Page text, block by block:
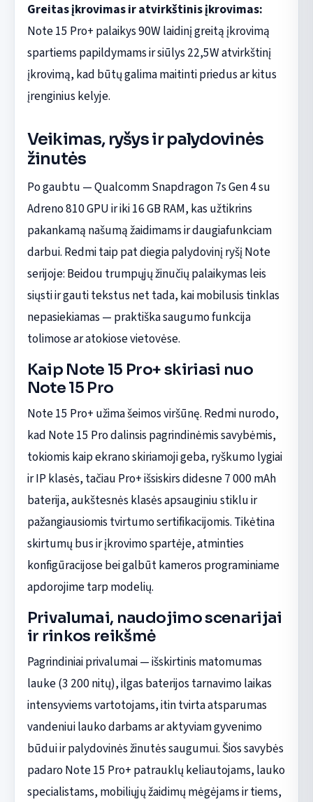
Greitas įkrovimas ir atvirkštinis įkrovimas:
Note 15 Pro+ palaikys 90W laidinį greitą įkrovimą
spartiems papildymams ir siūlys 22,5W atvirkštinį
įkrovimą, kad būtų galima maitinti priedus ar kitus
įrenginius kelyje.
Veikimas, ryšys ir palydovinės
žinutės
Po gaubtu — Qualcomm Snapdragon 7s Gen 4 su
Adreno 810 GPU ir iki 16 GB RAM, kas užtikrins
pakankamą našumą žaidimams ir daugiafunkciam
darbui. Redmi taip pat diegia palydovinį ryšį Note
serijoje: Beidou trumpųjų žinučių palaikymas leis
siųsti ir gauti tekstus net tada, kai mobilusis tinklas
nepasiekiamas — praktiška saugumo funkcija
tolimose ar atokiose vietovėse.
Kaip Note 15 Pro+ skiriasi nuo
Note 15 Pro
Note 15 Pro+ užima šeimos viršūnę. Redmi nurodo,
kad Note 15 Pro dalinsis pagrindinėmis savybėmis,
tokiomis kaip ekrano skiriamoji geba, ryškumo lygiai
ir IP klasės, tačiau Pro+ išsiskirs didesne 7 000 mAh
baterija, aukštesnės klasės apsauginiu stiklu ir
pažangiausiomis tvirtumo sertifikacijomis. Tikėtina
skirtumų bus ir įkrovimo spartėje, atminties
konfigūracijose bei galbūt kameros programiniame
apdorojime tarp modelių.
Privalumai, naudojimo scenarijai
ir rinkos reikšmė
Pagrindiniai privalumai — išskirtinis matomumas
lauke (3 200 nitų), ilgas baterijos tarnavimo laikas
intensyviems vartotojams, itin tvirta atsparumas
vandeniui lauko darbams ar aktyviam gyvenimo
būdui ir palydovinės žinutės saugumui. Šios savybės
padaro Note 15 Pro+ patrauklų keliautojams, lauko
specialistams, mobiliųjų žaidimų mėgėjams ir tiems,